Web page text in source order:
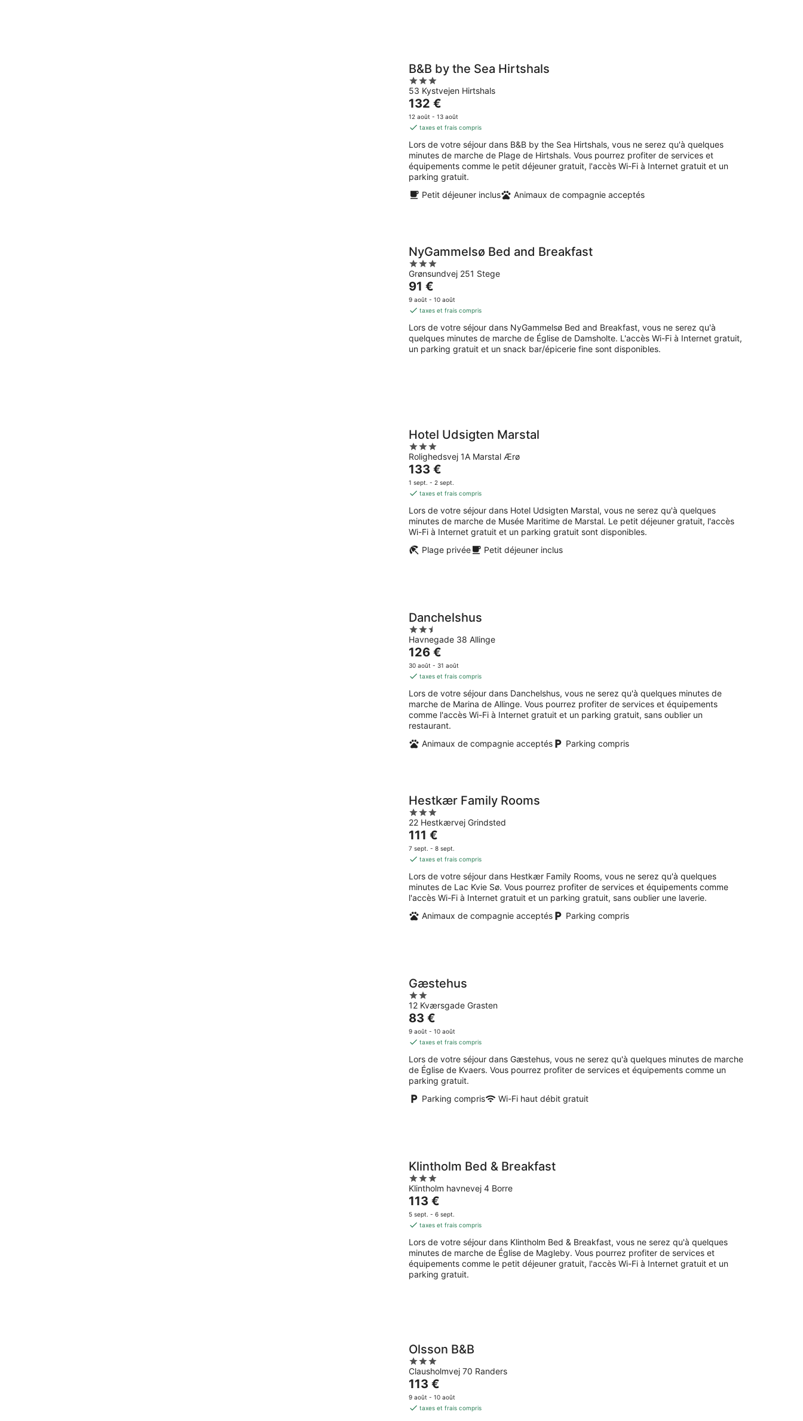
B&B by the Sea Hirtshals
3
out
of
5
53 Kystvejen Hirtshals
Le
prix
est
132 €
par
nuit
132 €
12 août - 13 août
taxes et frais compris
Lors de votre séjour dans B&B by the Sea Hirtshals, vous ne serez qu'à quelques
minutes de marche de Plage de Hirtshals. Vous pourrez profiter de services et
équipements comme le petit déjeuner gratuit, l'accès Wi-Fi à Internet gratuit et un
parking gratuit.
Petit déjeuner inclus
Animaux de compagnie acceptés
NyGammelsø Bed and Breakfast
3
out
of
5
Grønsundvej 251 Stege
Le
prix
est
91 €
par
nuit
91 €
9 août - 10 août
taxes et frais compris
Lors de votre séjour dans NyGammelsø Bed and Breakfast, vous ne serez qu'à
quelques minutes de marche de Église de Damsholte. L'accès Wi-Fi à Internet gratuit,
un parking gratuit et un snack bar/épicerie fine sont disponibles.
Hotel Udsigten Marstal
3
out
of
5
Rolighedsvej 1A Marstal Ærø
Le
prix
est
133 €
par
133 €
1 sept. - 2 sept.
taxes et frais compris
Lors de votre séjour dans Hotel Udsigten Marstal, vous ne serez qu'à quelques
minutes de marche de Musée Maritime de Marstal. Le petit déjeuner gratuit, l'accès
Wi-Fi à Internet gratuit et un parking gratuit sont disponibles.
Plage privée
Petit déjeuner inclus
Danchelshus
2.5
out
of
5
Havnegade 38 Allinge
Le
prix
est
126 €
par
nuit
126 €
30 août - 31 août
taxes et frais compris
Lors de votre séjour dans Danchelshus, vous ne serez qu'à quelques minutes de
marche de Marina de Allinge. Vous pourrez profiter de services et équipements
comme l'accès Wi-Fi à Internet gratuit et un parking gratuit, sans oublier un
restaurant.
Animaux de compagnie acceptés
Parking compris
Hestkær Family Rooms
3
out
of
5
22 Hestkærvej Grindsted
Le
prix
est
111 €
par
nuit
111 €
7 sept. - 8 sept.
taxes et frais compris
Lors de votre séjour dans Hestkær Family Rooms, vous ne serez qu'à quelques
minutes de Lac Kvie Sø. Vous pourrez profiter de services et équipements comme
l'accès Wi-Fi à Internet gratuit et un parking gratuit, sans oublier une laverie.
Animaux de compagnie acceptés
Parking compris
Gæstehus
2
out
of
5
12 Kværsgade Grasten
Le
prix
est
83 €
par
nuit
83 €
9 août - 10 août
taxes et frais compris
Lors de votre séjour dans Gæstehus, vous ne serez qu'à quelques minutes de marche
de Église de Kvaers. Vous pourrez profiter de services et équipements comme un
parking gratuit.
Parking compris
Wi-Fi haut débit gratuit
Klintholm Bed & Breakfast
3
out
of
5
Klintholm havnevej 4 Borre
Le
prix
est
113 €
par
nuit
113 €
5 sept. - 6 sept.
taxes et frais compris
Lors de votre séjour dans Klintholm Bed & Breakfast, vous ne serez qu'à quelques
minutes de marche de Église de Magleby. Vous pourrez profiter de services et
équipements comme le petit déjeuner gratuit, l'accès Wi-Fi à Internet gratuit et un
parking gratuit.
Olsson B&B
3
out
of
5
Clausholmvej 70 Randers
Le
prix
est
113 €
9 août - 10 août
taxes et frais compris